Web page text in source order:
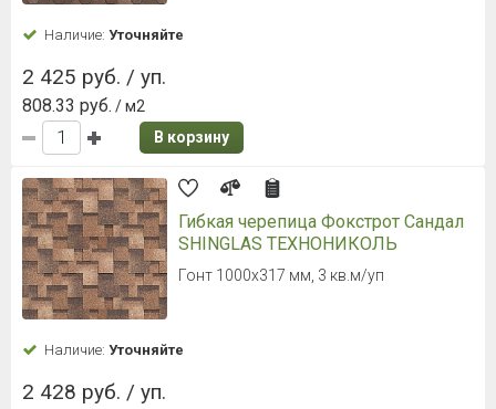
Наличие: Уточняйте
2 425 руб. / уп.
808.33 руб. / м2
В корзину
Гибкая черепица Фокстрот Сандал
SHINGLAS ТЕХНОНИКОЛЬ
Гонт 1000х317 мм, 3 кв.м/уп
Наличие: Уточняйте
2 428 руб. / уп.